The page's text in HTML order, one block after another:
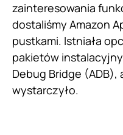
zainteresowania
dostaliśmy Amazon
pustkami. Istniała
pakietów
Debug Bridge
wystarczyło.